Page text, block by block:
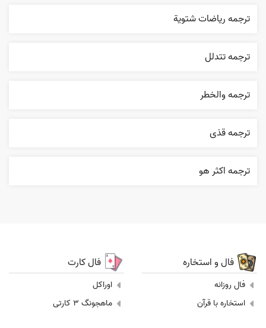
ترجمه رياضات شتوية
ترجمه تتدلل
ترجمه والخطر
ترجمه قذی
ترجمه اکثر هو
فال و استخاره
فال روزانه
استخاره با قرآن
فال کارت
اوراکل
ماهجونگ 3 کارتی